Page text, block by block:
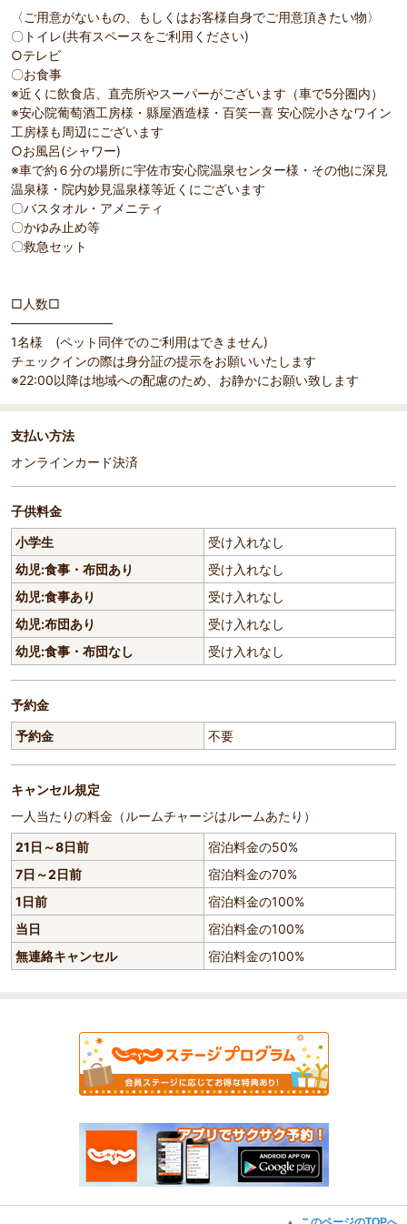
〈ご用意がないもの、もしくはお客様自身でご用意頂きたい物〉
〇トイレ(共有スペースをご利用ください)
○テレビ
〇お食事
※近くに飲食店、直売所やスーパーがございます（車で5分圏内）
※安心院葡萄酒工房様・縣屋酒造様・百笑一喜 安心院小さなワイン
工房様も周辺にございます
○お風呂(シャワー)
※車で約６分の場所に宇佐市安心院温泉センター様・その他に深見
温泉様・院内妙見温泉様等近くにございます
〇バスタオル・アメニティ
〇かゆみ止め等
〇救急セット
□人数□
――――――――
1名様 (ペット同伴でのご利用はできません)
チェックインの際は身分証の提示をお願いいたします
※22:00以降は地域への配慮のため、お静かにお願い致します
支払い方法
オンラインカード決済
子供料金
小学生
受け入れなし
幼児:食事・布団あり
受け入れなし
幼児:食事あり
受け入れなし
幼児:布団あり
受け入れなし
幼児:食事・布団なし
受け入れなし
予約金
予約金
不要
キャンセル規定
一人当たりの料金（ルームチャージはルームあたり）
21日～8日前
宿泊料金の50%
7日～2日前
宿泊料金の70%
1日前
宿泊料金の100%
当日
宿泊料金の100%
無連絡キャンセル
宿泊料金の100%